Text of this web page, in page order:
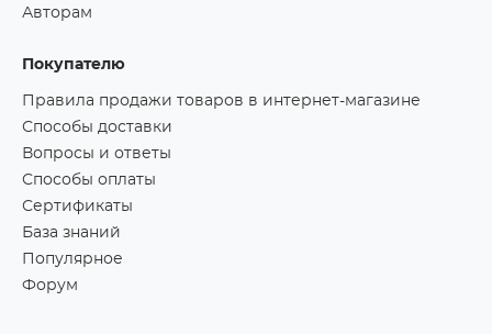
Авторам
Покупателю
Правила продажи товаров в интернет-магазине
Способы доставки
Вопросы и ответы
Способы оплаты
Сертификаты
База знаний
Популярное
Форум